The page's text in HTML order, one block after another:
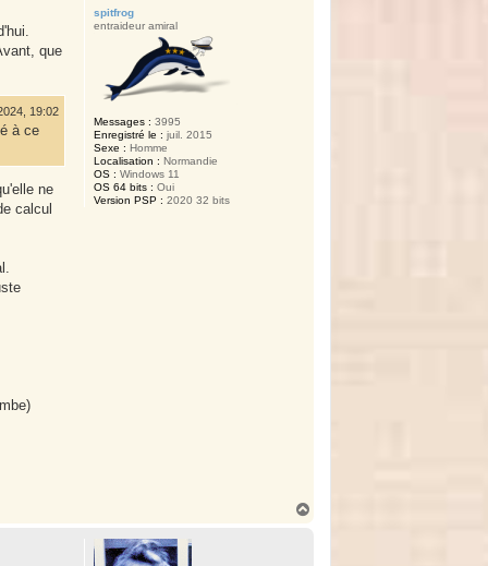
spitfrog
entraideur amiral
Messages : 3995
Enregistré le : juil. 2015
Sexe : Homme
Localisation : Normandie
OS : Windows 11
OS 64 bits : Oui
Version PSP : 2020 32 bits
que
19:02
à ce
ne
calcul